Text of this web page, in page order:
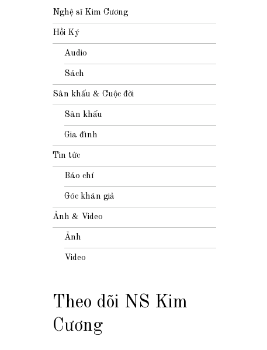
Nghệ sĩ Kim Cương
Hồi Ký
Audio
Sách
Sân khấu & Cuộc đời
Sân khấu
Gia đình
Tin tức
Báo chí
Góc khán giả
Ảnh & Video
Ảnh
Video
Theo dõi NS Kim
Cương